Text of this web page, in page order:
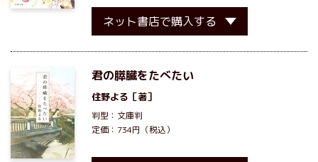
ネット書店で購入する
君の膵臓をたべたい
住野よる ［著］
判型：文庫判
定価：734円（税込）